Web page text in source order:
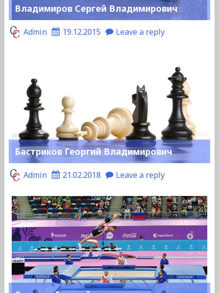
Владимиров Сергей Владимирович
Admin 19.12.2015 Leave a reply
Бастриков Георгий Владимирович
Admin 21.02.2018 Leave a reply